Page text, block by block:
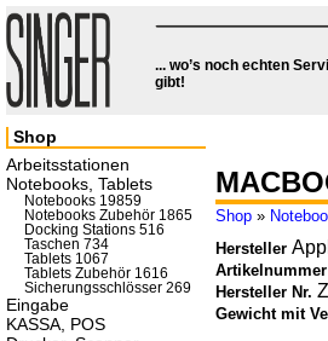
... wo’s noch echten
gibt!
Shop »
Hersteller
Artikelnummer
Hersteller Nr.
Gewicht mit
Shop
Arbeitsstationen
Notebooks, Tablets
Notebooks 19859
Notebooks Zubehör 1865
Docking Stations 516
Taschen 734
Tablets 1067
Tablets Zubehör 1616
Sicherungsschlösser 269
Eingabe
KASSA, POS